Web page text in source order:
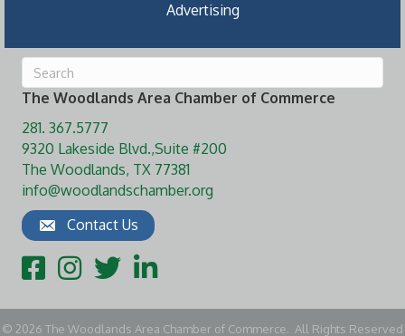
Advertising
The Woodlands Area Chamber of Commerce
281. 367.5777
9320 Lakeside Blvd.,Suite #200
The Woodlands, TX 77381
info@woodlandschamber.org
Contact Us
FacebookInstagram
TwitterLinkedIn
© 2026 The Woodlands Area Chamber of Commerce. All Rights Reserved